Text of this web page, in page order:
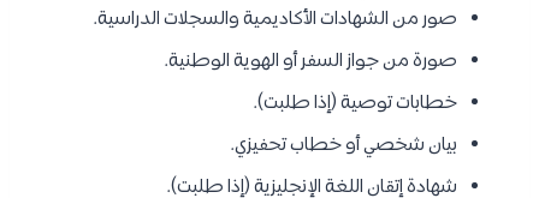
صور من الشهادات الأكاديمية والسجلات الدراسية.
صورة من جواز السفر أو الهوية الوطنية.
خطابات توصية (إذا طلبت).
بيان شخصي أو خطاب تحفيزي.
شهادة إتقان اللغة الإنجليزية (إذا طلبت).